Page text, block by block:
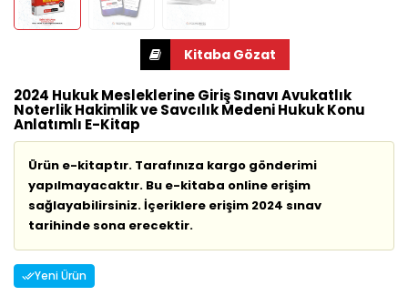
2024 Hukuk Mesleklerine Giriş Sınavı Avukatlık
Noterlik Hakimlik ve Savcılık Medeni Hukuk Konu
Anlatımlı E-Kitap
Ürün e-kitaptır. Tarafınıza kargo gönderimi
yapılmayacaktır. Bu e-kitaba online erişim
sağlayabilirsiniz. İçeriklere erişim 2024 sınav
tarihinde sona erecektir.
Yeni Ürün